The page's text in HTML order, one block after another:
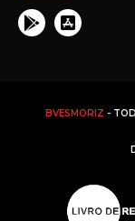
BVESMORIZ -